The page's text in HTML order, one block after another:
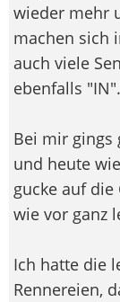
wieder mehr
machen sich
auch viele
ebenfalls "IN".
Bei mir gings
und heute
gucke auf die
wie vor ganz
Ich hatte die
Rennereien,